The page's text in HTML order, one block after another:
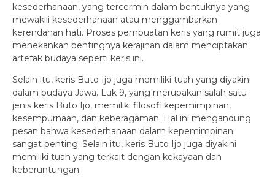
kesederhanaan, yang tercermin dalam bentuknya yang
mewakili kesederhanaan atau menggambarkan
kerendahan hati. Proses pembuatan keris yang rumit juga
menekankan pentingnya kerajinan dalam menciptakan
artefak budaya seperti keris ini.
Selain itu, keris Buto Ijo juga memiliki tuah yang diyakini
dalam budaya Jawa. Luk 9, yang merupakan salah satu
jenis keris Buto Ijo, memiliki filosofi kepemimpinan,
kesempurnaan, dan keberagaman. Hal ini mengandung
pesan bahwa kesederhanaan dalam kepemimpinan
sangat penting. Selain itu, keris Buto Ijo juga diyakini
memiliki tuah yang terkait dengan kekayaan dan
keberuntungan.